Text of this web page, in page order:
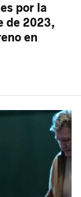
por la
de 2023,
en